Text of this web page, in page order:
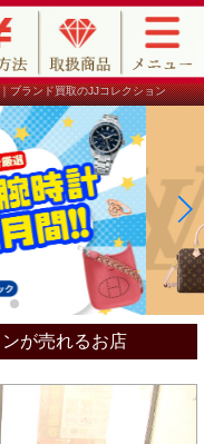
ブランド買取のJJコレクション
ンが売れるお店